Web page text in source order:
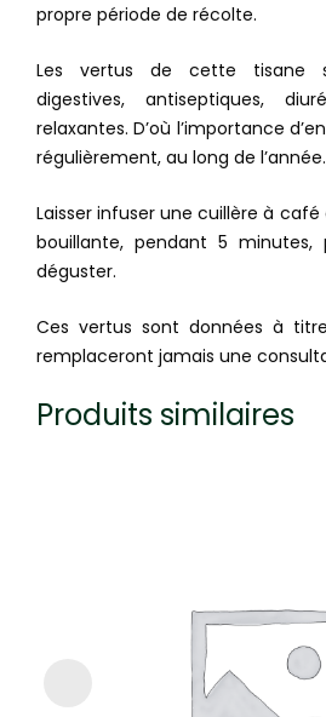
propre période de récolte.
Les vertus de cette tisane
digestives, antiseptiques,
relaxantes. D’où l’importance
régulièrement, au long de l’année.
Laisser infuser une cuillère à café
bouillante, pendant 5
déguster.
Ces vertus sont données à
remplaceront jamais une
Produits similaires